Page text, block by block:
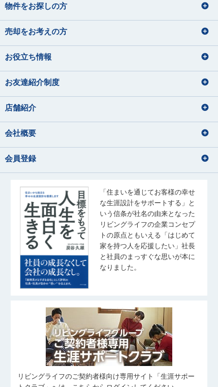
物件をお探しの方
売却をお考えの方
お役立ち情報
お友達紹介制度
店舗紹介
会社概要
会員登録
「住まいを通じてお客様の幸せ
な生涯設計をサポートする」と
いう信条が社名の由来となった
リビングライフの企業コンセプ
トの原点ともいえる「はじめて
家を持つ人を応援したい」社長
と社員のまっすぐな思いが本に
なりました。
リビングライフのご契約者様向け専用サイト「生涯サポー